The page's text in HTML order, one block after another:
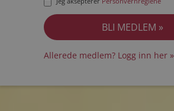
Allerede medlem? Logg inn her »